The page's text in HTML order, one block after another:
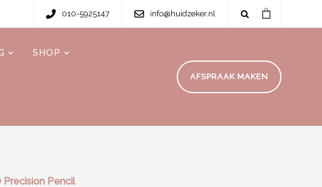
010-5925147 info@huidzeker.nl
SHOP
AFSPRAAK MAKEN
Precision Pencil